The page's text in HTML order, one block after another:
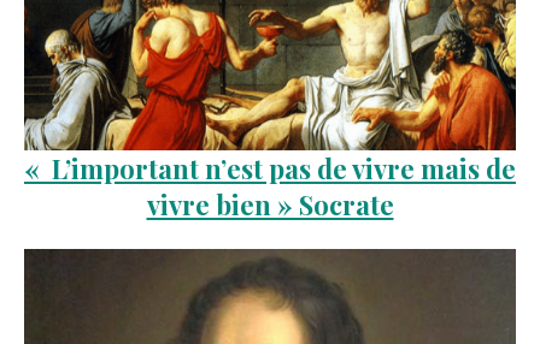
« L’important n’est pas de vivre mais de
vivre bien » Socrate